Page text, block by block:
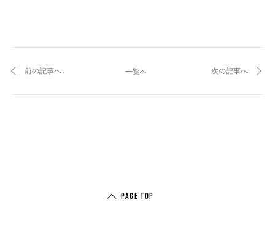
前の記事へ 一覧へ 次の記事へ
PAGE TOP